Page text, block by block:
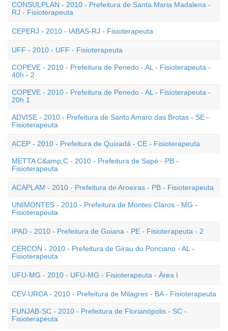
CONSULPLAN - 2010 - Prefeitura de Santa Maria Madalena -
RJ - Fisioterapeuta
CEPERJ - 2010 - IABAS-RJ - Fisioterapeuta
UFF - 2010 - UFF - Fisioterapeuta
COPEVE - 2010 - Prefeitura de Penedo - AL - Fisioterapeuta -
40h - 2
COPEVE - 2010 - Prefeitura de Penedo - AL - Fisioterapeuta -
20h 1
ADVISE - 2010 - Prefeitura de Santo Amaro das Brotas - SE -
Fisioterapeuta
ACEP - 2010 - Prefeitura de Quixadá - CE - Fisioterapeuta
METTA C&amp;C - 2010 - Prefeitura de Sapé - PB -
Fisioterapeuta
ACAPLAM - 2010 - Prefeitura de Aroeiras - PB - Fisioterapeuta
UNIMONTES - 2010 - Prefeitura de Montes Claros - MG -
Fisioterapeuta
IPAD - 2010 - Prefeitura de Goiana - PE - Fisioterapeuta - 2
CERCON - 2010 - Prefeitura de Girau do Ponciano - AL -
Fisioterapeuta
UFU-MG - 2010 - UFU-MG - Fisioterapeuta - Área I
CEV-URCA - 2010 - Prefeitura de Milagres - BA - Fisioterapeuta
FUNJAB-SC - 2010 - Prefeitura de Florianópolis - SC -
Fisioterapeuta